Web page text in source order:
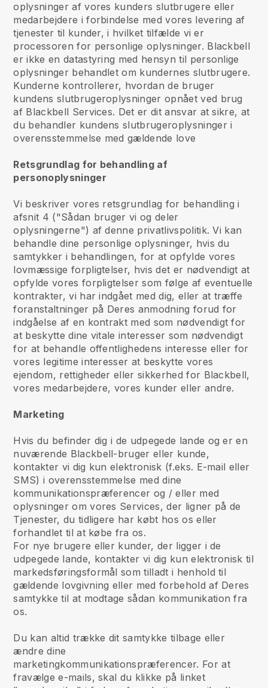
oplysninger af vores kunders slutbrugere eller
medarbejdere i forbindelse med vores levering af
tjenester til kunder, i hvilket tilfælde vi er
processoren for personlige oplysninger. Blackbell
er ikke en datastyring med hensyn til personlige
oplysninger behandlet om kundernes slutbrugere.
Kunderne kontrollerer, hvordan de bruger
kundens slutbrugeroplysninger opnået ved brug
af Blackbell Services. Det er dit ansvar at sikre, at
du behandler kundens slutbrugeroplysninger i
overensstemmelse med gældende love
Retsgrundlag for behandling af
personoplysninger
Vi beskriver vores retsgrundlag for behandling i
afsnit 4 ("Sådan bruger vi og deler
oplysningerne") af denne privatlivspolitik. Vi kan
behandle dine personlige oplysninger, hvis du
samtykker i behandlingen, for at opfylde vores
lovmæssige forpligtelser, hvis det er nødvendigt at
opfylde vores forpligtelser som følge af eventuelle
kontrakter, vi har indgået med dig, eller at træffe
foranstaltninger på Deres anmodning forud for
indgåelse af en kontrakt med som nødvendigt for
at beskytte dine vitale interesser som nødvendigt
for at behandle offentlighedens interesse eller for
vores legitime interesser at beskytte vores
ejendom, rettigheder eller sikkerhed for Blackbell,
vores medarbejdere, vores kunder eller andre.
Marketing
Hvis du befinder dig i de udpegede lande og er en
nuværende Blackbell-bruger eller kunde,
kontakter vi dig kun elektronisk (f.eks. E-mail eller
SMS) i overensstemmelse med dine
kommunikationspræferencer og / eller med
oplysninger om vores Services, der ligner på de
Tjenester, du tidligere har købt hos os eller
forhandlet til at købe fra os.
For nye brugere eller kunder, der ligger i de
udpegede lande, kontakter vi dig kun elektronisk til
markedsføringsformål som tilladt i henhold til
gældende lovgivning eller med forbehold af Deres
samtykke til at modtage sådan kommunikation fra
os.
Du kan altid trække dit samtykke tilbage eller
ændre dine
marketingkommunikationspræferencer. For at
fravælge e-mails, skal du klikke på linket